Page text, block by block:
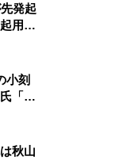
発起
用が
小刻
「確
秋山